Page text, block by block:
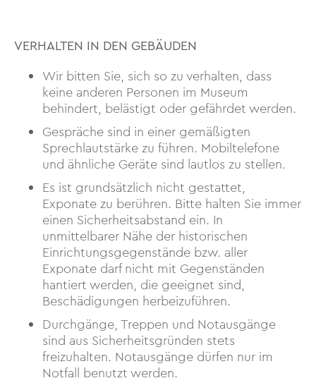
VERHALTEN IN DEN GEBÄUDEN
Wir bitten Sie, sich so zu verhalten, dass
keine anderen Personen im Museum
behindert, belästigt oder gefährdet werden.
Gespräche sind in einer gemäßigten
Sprechlautstärke zu führen. Mobiltelefone
und ähnliche Geräte sind lautlos zu stellen.
Es ist grundsätzlich nicht gestattet,
Exponate zu berühren. Bitte halten Sie immer
einen Sicherheitsabstand ein. In
unmittelbarer Nähe der historischen
Einrichtungsgegenstände bzw. aller
Exponate darf nicht mit Gegenständen
hantiert werden, die geeignet sind,
Beschädigungen herbeizuführen.
Durchgänge, Treppen und Notausgänge
sind aus Sicherheitsgründen stets
freizuhalten. Notausgänge dürfen nur im
Notfall benutzt werden.